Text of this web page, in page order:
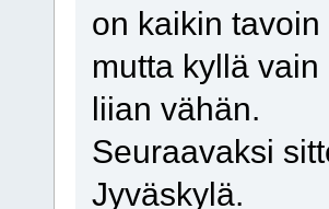
on kaikin tavoin
mutta kyllä
liian vähän.
Seuraavaksi
Jyväskylä.